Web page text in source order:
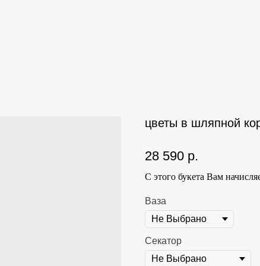
цветы в шляпной
28 590 р.
С этого букета Вам
Ваза
Секатор